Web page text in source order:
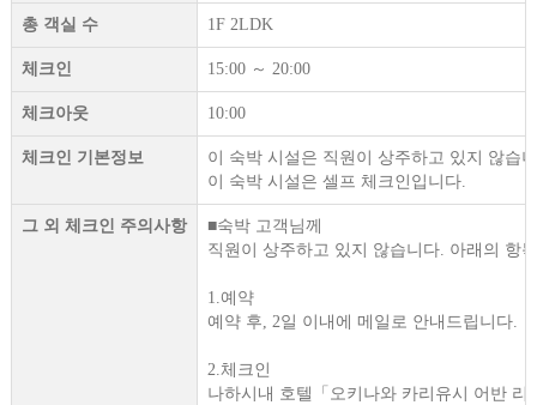
총 객실 수 1F 2LDK
체크인 15:00 ～ 20:00
체크아웃 10:00
체크인 기본정보
이 숙박 시설은 직원이 상주하고 있지 않습
이 숙박 시설은 셀프 체크인입니다.
그 외 체크인 주의사항
■숙박 고객님께
직원이 상주하고 있지 않습니다. 아래의 항
1.예약
예약 후, 2일 이내에 메일로 안내드립니다.
2.체크인
나하시내 호텔「오키나와 카리유시 어반 리